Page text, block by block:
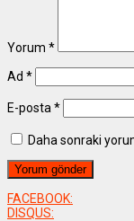
Yorum *
Ad *
E-posta *
Daha sonraki
FACEBOOK:
DISQUS: